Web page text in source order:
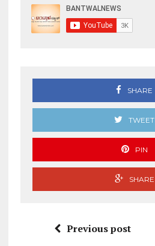
SHARE
TWEET
PIN
SHARE
Previous post